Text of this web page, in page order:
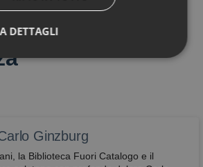
Ginzburg
la Biblioteca Fuori Catalogo e il
DETTAGLI
Performance Profilazione